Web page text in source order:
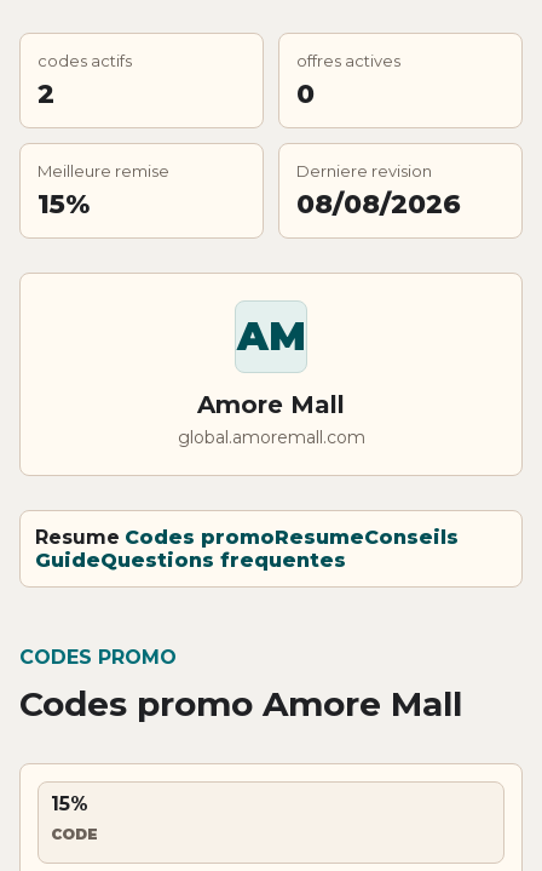
codes actifs
2
offres actives
0
Meilleure remise
15%
Derniere revision
08/08/2026
AM
Amore Mall
global.amoremall.com
Resume Codes promoResumeConseils
GuideQuestions frequentes
CODES PROMO
Codes promo Amore Mall
15%
CODE